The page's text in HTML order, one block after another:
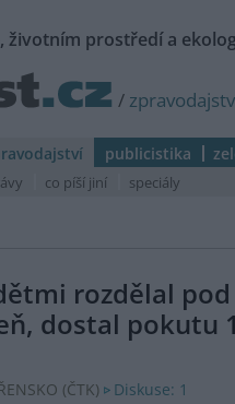
životním prostředí a
/
publicistika
co píší jiní speciály
rozdělal
dostal pokutu
(ČTK) Diskuse: 1